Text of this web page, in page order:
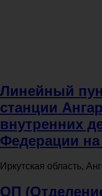
Линейный
станции
внутренних
Федерации на
Иркутская область,
ОП